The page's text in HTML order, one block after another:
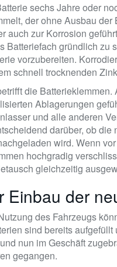
sechs Jahre oder
der ohne Ausbau
auch zur Korrosion
Batteriefach gründlich zu
vorzubereiten.
schnell trocknenden
die
Ablagerungen
und alle anderen
darüber, ob
wird. Wenn
hochgradig
gleichzeitig
Einbau der
des Fahrzeugs
sind bereits
nun im Geschäft
gegangen.